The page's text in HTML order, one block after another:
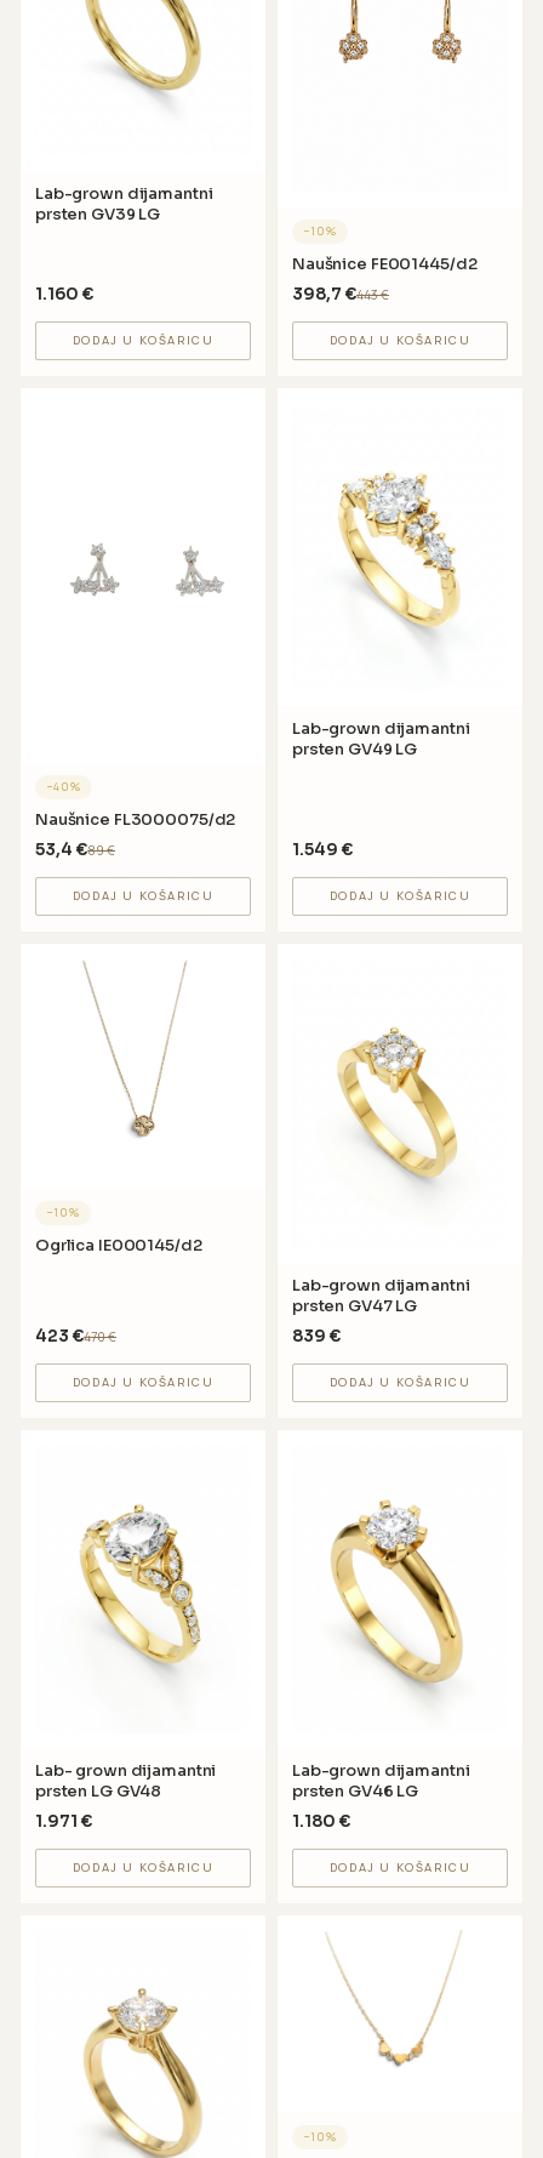
Lab-grown dijamantni
prsten GV39 LG
1.160 €
DODAJ U KOŠARICU
−10%
Naušnice FE001445/d2
398,7 €443€
DODAJ U KOŠARICU
−40%
Naušnice FL3000075/d2
53,4 €89€
DODAJ U KOŠARICU
Lab-grown dijamantni
prsten GV49 LG
1.549 €
DODAJ U KOŠARICU
−10%
Ogrlica IE000145/d2
423 €470€
DODAJ U KOŠARICU
Lab-grown dijamantni
prsten GV47 LG
839 €
DODAJ U KOŠARICU
Lab- grown dijamantni
prsten LG GV48
1.971 €
DODAJ U KOŠARICU
Lab-grown dijamantni
prsten GV46 LG
1.180 €
DODAJ U KOŠARICU
−10%